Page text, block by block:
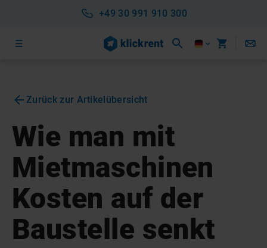
+49 30 991 910 300
Zurück zur Artikelübersicht
Wie man mit
Mietmaschinen
Kosten auf der
Baustelle senkt